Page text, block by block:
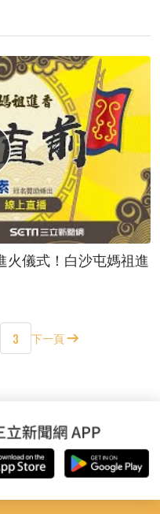
火儀式！白沙屯媽祖進
3 下一頁